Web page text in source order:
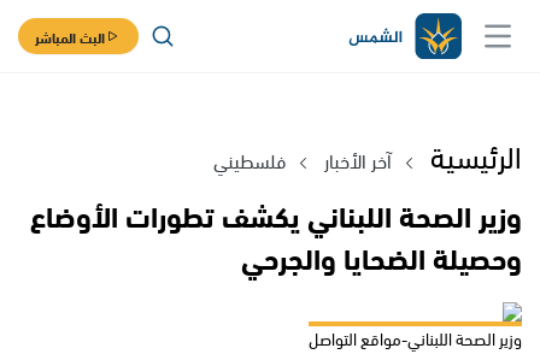
البث المباشر
الرئيسية آخر الأخبار فلسطيني
وزير الصحة اللبناني يكشف تطورات الأوضاع
وحصيلة الضحايا والجرحي
وزير الصحة اللبناني-مواقع التواصل